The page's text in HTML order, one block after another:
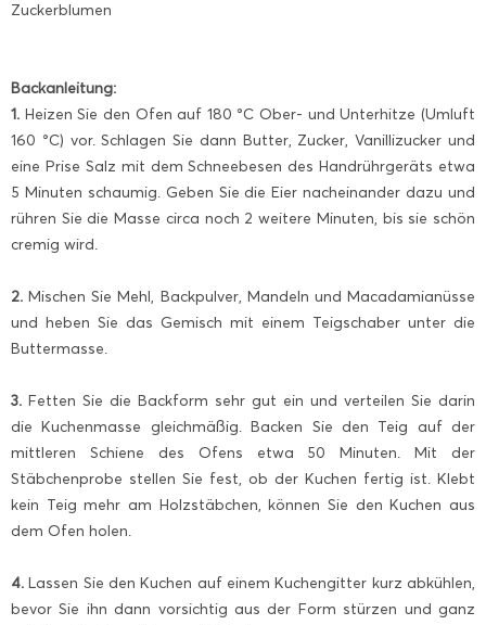
Zuckerblumen
Backanleitung:
1. Heizen Sie den Ofen auf 180 °C Ober- und Unterhitze (Umluft
160 °C) vor. Schlagen Sie dann Butter, Zucker, Vanillizucker und
eine Prise Salz mit dem Schneebesen des Handrührgeräts etwa
5 Minuten schaumig. Geben Sie die Eier nacheinander dazu und
rühren Sie die Masse circa noch 2 weitere Minuten, bis sie schön
cremig wird.
2. Mischen Sie Mehl, Backpulver, Mandeln und Macadamianüsse
und heben Sie das Gemisch mit einem Teigschaber unter die
Buttermasse.
3. Fetten Sie die Backform sehr gut ein und verteilen Sie darin
die Kuchenmasse gleichmäßig. Backen Sie den Teig auf der
mittleren Schiene des Ofens etwa 50 Minuten. Mit der
Stäbchenprobe stellen Sie fest, ob der Kuchen fertig ist. Klebt
kein Teig mehr am Holzstäbchen, können Sie den Kuchen aus
dem Ofen holen.
4. Lassen Sie den Kuchen auf einem Kuchengitter kurz abkühlen,
bevor Sie ihn dann vorsichtig aus der Form stürzen und ganz